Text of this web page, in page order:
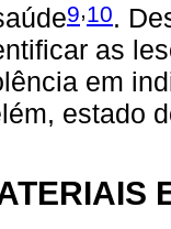
9,10.
as
em
estado